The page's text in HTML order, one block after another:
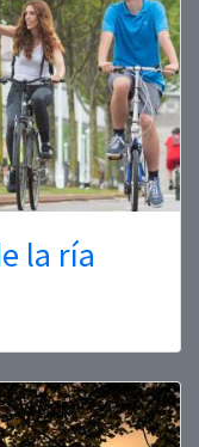
la ría